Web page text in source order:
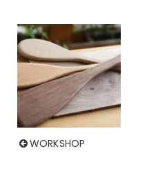
WORKSHOP